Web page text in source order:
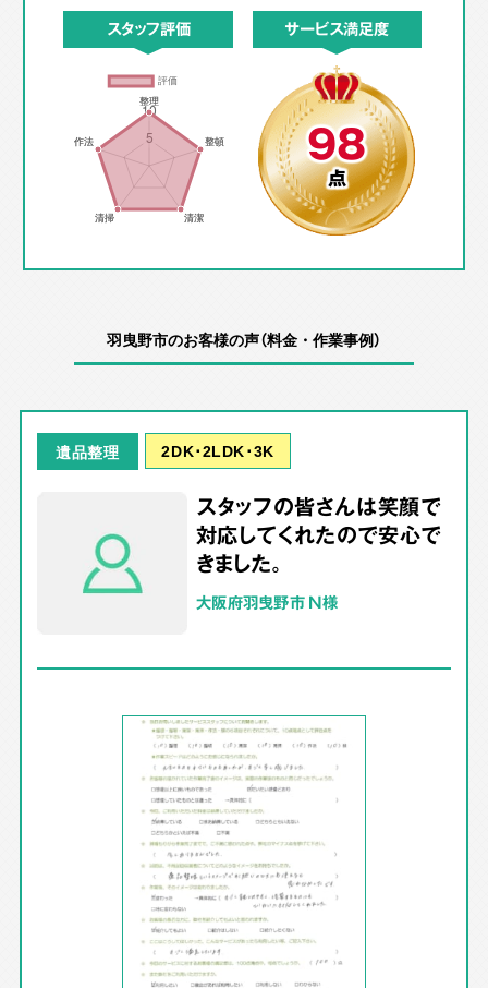
スタッフ評価 サービス満足度
98
点
羽曳野市のお客様の声（料金・作業事例）
遺品整理 2DK･2LDK･3K
スタッフの皆さんは笑顔で
対応してくれたので安心で
きました。
大阪府羽曳野市 N様